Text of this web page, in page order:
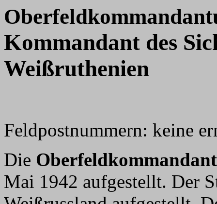
Kommandant des
Weißruthenien
Feldpostnummern: keine
Die
Mai 1942 aufgestellt. Der